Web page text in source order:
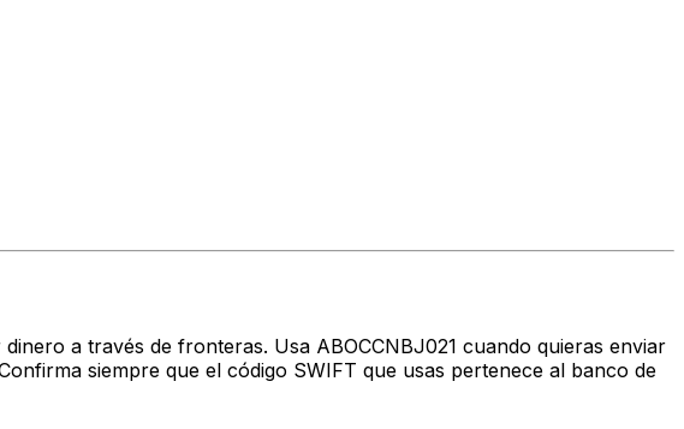
a través de fronteras. Usa ABOCCNBJ021 cuando quieras enviar
siempre que el código SWIFT que usas pertenece al banco de